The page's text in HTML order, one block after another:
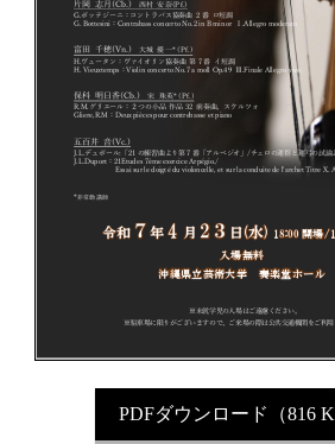
PDFダウンロード（816